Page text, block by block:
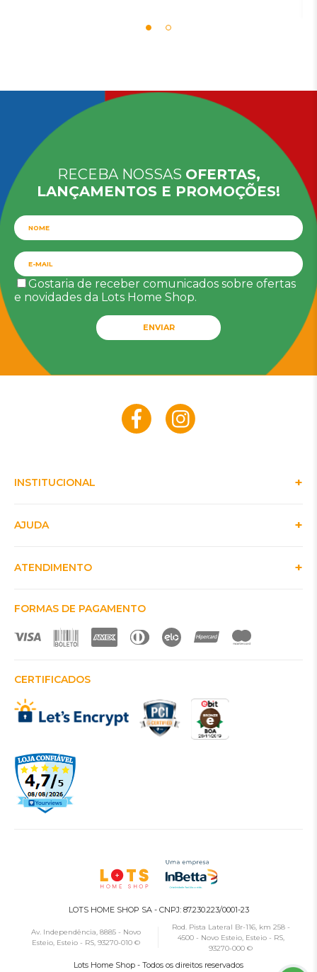
RECEBA NOSSAS OFERTAS,
LANÇAMENTOS E PROMOÇÕES!
Gostaria de receber comunicados sobre ofertas
e novidades da Lots Home Shop.
ENVIAR
INSTITUCIONAL
AJUDA
ATENDIMENTO
FORMAS DE PAGAMENTO
CERTIFICADOS
LOTS HOME SHOP SA - CNPJ: 87.230.223/0001-23
Av. Independência, 8885 - Novo
Esteio, Esteio - RS, 93270-010 ©
Rod. Pista Lateral Br-116, km 258 -
4500 - Novo Esteio, Esteio - RS,
93270-000 ©
Lots Home Shop - Todos os direitos reservados